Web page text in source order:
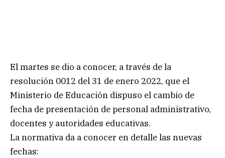
El martes se dio a conocer, a través de la
resolución 0012 del 31 de enero 2022, que el
Ministerio de Educación dispuso el cambio de
fecha de presentación de personal administrativo,
docentes y autoridades educativas.
La normativa da a conocer en detalle las nuevas
fechas: